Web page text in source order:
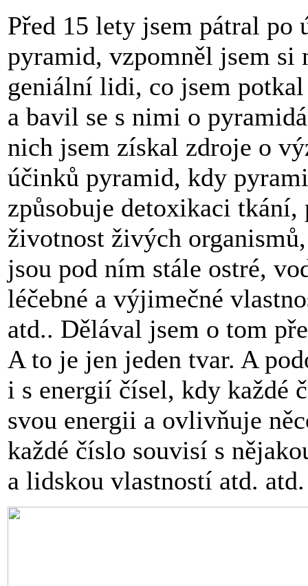
Před 15 lety jsem pátral po
pyramid, vzpomněl jsem si
geniální lidi, co jsem
a bavil se s nimi o
nich jsem získal zdroje o
účinků pyramid, kdy
způsobuje detoxikaci tkání,
životnost živých
jsou pod ním stále ostré,
léčebné a výjimečné
atd.. Dělával jsem o tom
A to je jen jeden tvar. A
i s energií čísel, kdy každé
svou energii a ovlivňuje
každé číslo souvisí s
a lidskou vlastností atd. atd.